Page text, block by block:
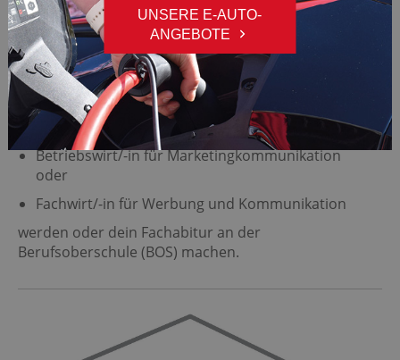
DEINE AUFSTIEGSCHANCEN
Durch Weiterbildung kannst du
Fachkaufmann/-frau für Marketing
Betriebswirt/-in für Marketingkommunikation
oder
Fachwirt/-in für Werbung und Kommunikation
werden oder dein Fachabitur an der
Berufsoberschule (BOS) machen.
UNSERE E-AUTO-
ANGEBOTE